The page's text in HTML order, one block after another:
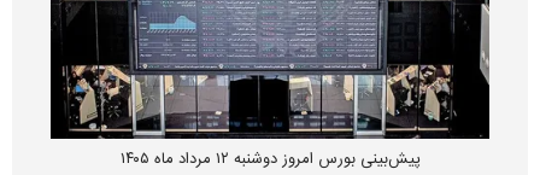
پیش‌بینی بورس امروز دوشنبه ۱۲ مرداد ماه ۱۴۰۵